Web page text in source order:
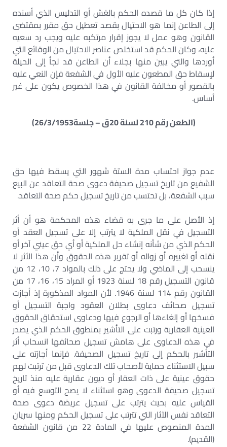
إذا كان كل ما قصده الحكم بالغش أو التدليس الذي أسنده
إلى الطاعن إنما هو الاحتيال بقصد تعطيل حق مقرر بمقتضى
القانون وهو عمل لا يجوز إقرار مرتكبه عليه ويجب رد سعيه
عليه، وكان الحكم قد استخلص عناصر الاحتيال من الوقائع التي
أوردها والتي يبين منها بجلاء أن الطاعن قد لجأ إلى الحيلة
لإسقاط حق المطعون عليه الأول في الشفعة فإن النعي عليه
بالقصور أو مخالفة القانون في هذا الخصوص يكون على غير
أساس.
(الطعن رقم 210 لسنة 20ق – جلسة26/3/1953)
عدم جواز احتساب مدة الستة شهور التي يسقط فيها حق
الشفيع من تاريخ تسجيل صحيفة دعوى صحة التعاقد عن البيع
سبب الشفعة، بل تحتسب من تاريخ تسجيل حكم صحة التعاقد.
إذ الأصل على ما جرى به قضاء هذه المحكمة هو أن أثر
التسجيل في نقل الملكية لا يترتب إلا على تسجيل العقد أو
الحكم الذي من شأنه إنشاء حل الملكية أو أي حق عيني آخر أو
نقله أو تغييره أو زواله أو تقرير هذه الحقوق وأن هذا الأثر لا
ينسحب إلى الماضي ولا يحتج على ذلك بالمواد 7، 10، 12 من
قانون التسجيل رقم 18 لسنة 1923 أو المراد 15، 16، 17 من
القانون رقم 114 لسنة 1946. لأن المواد المذكورة إذ أجازت
تسجيل صحائف دعاوى بطلان العقود واجبة التسجيل أو
فسخها أو إلغاءها أو الرجوع فيها ودعاوى استحقاق الحقوق
العينية العقارية ورتبت على التأشير بمنطوق الحكم الذي يصدر
في هذه الدعاوى على هامش تسجيل صحائفها انسحاب أثر
التأشير بالحكم إلى تاريخ تسجيل الصحيفة. فإنما أجازته على
سبيل الاستثناء حماية لأصحاب تلك الدعاوى قبل من ترتبت لهم
حقوق عينية على ذات العقار أو ديون عقارية عليه منذ تاريخ
تسجيل صحيفة الدعوى وهو استثناء لا يصح التوسع فيه أو
القياس عليه بحيث يترتب على تسجيل عريضة دعوى صحة
التعاقد نفس الآثار التي تترتب على تسجيل الحكم ومنها سريان
المدة المنصوص عليها في المادة 22 من قانون الشفعة
(القديم).